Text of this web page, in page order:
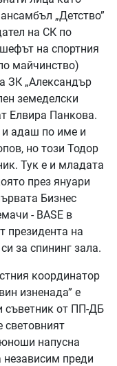
„Детство”
на СК по
на спортния
майчинство)
ЗК „Александър
земеделски
Елвира Панкова.
и адаш по име и
но този Тодор
Тук е и младата
през януари
Бизнес
- BASE в
президента на
за спининг зала.
координатор
изненада” е
съветник от ПП-ДБ
напусна
независим преди